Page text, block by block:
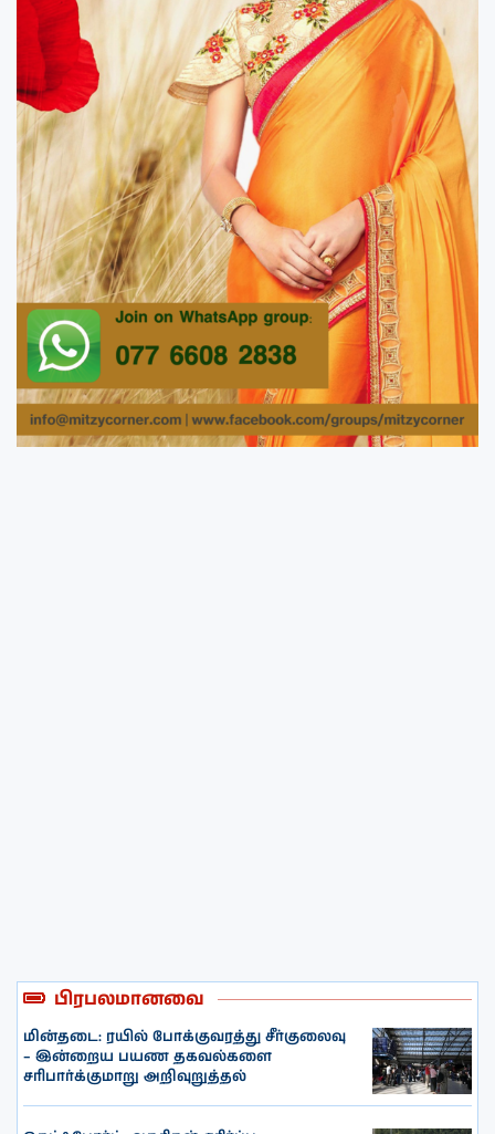
பிரபலமானவை
மின்தடை: ரயில் போக்குவரத்து சீர்குலைவு
– இன்றைய பயண தகவல்களை
சரிபார்க்குமாறு அறிவுறுத்தல்